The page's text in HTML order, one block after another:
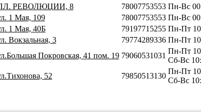
РЕВОЛЮЦИИ, 8 78007753553 Пн-Вс
1 Мая, 109 78007753553 Пн-Вс
1 Мая, 40Б 79197715255 Пн-Пт
Вокзальная, 3 79774289336 Пн-Пт
Покровская, 41 пом. 19 79060531031
Пн-Пт
Сб-Вс
52 79850513130
Пн-Пт
Сб-Вс